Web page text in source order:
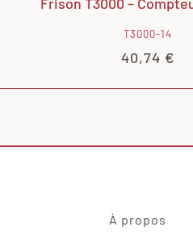
T3000-14
40,74 €
À propos